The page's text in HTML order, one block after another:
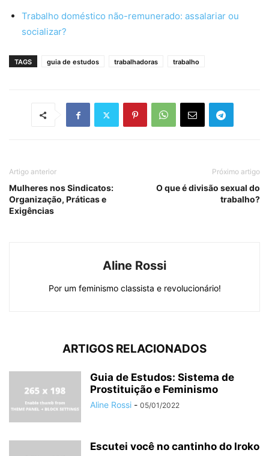
Trabalho doméstico não-remunerado: assalariar ou
socializar?
TAGS guia de estudos trabalhadoras trabalho
Artigo anterior
Mulheres nos Sindicatos:
Organização, Práticas e
Exigências
Próximo artigo
O que é divisão sexual do
trabalho?
Aline Rossi
Por um feminismo classista e revolucionário!
ARTIGOS RELACIONADOS
Guia de Estudos: Sistema de
Prostituição e Feminismo
Aline Rossi - 05/01/2022
Escutei você no cantinho do Iroko